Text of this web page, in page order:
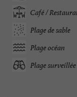
Café /
Plage de sable
Plage océan
Plage surveillée